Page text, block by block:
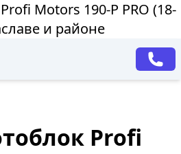
Motors 190-P PRO (18-
и районе
Profi